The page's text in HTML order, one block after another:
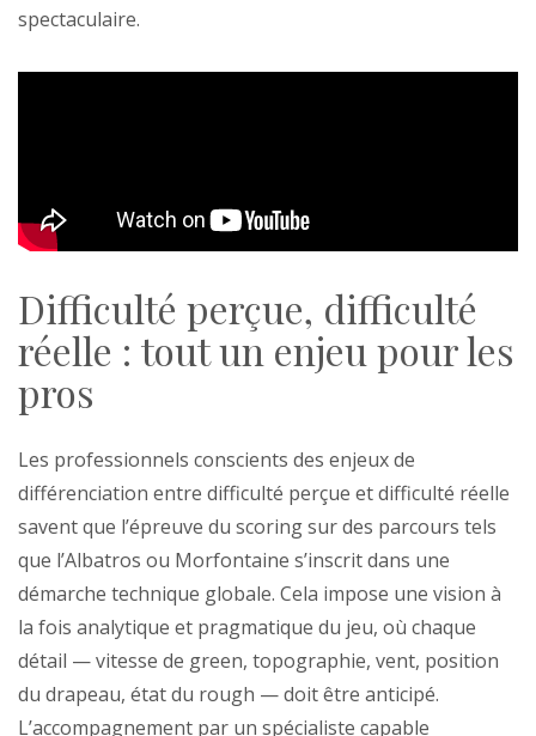
spectaculaire.
Difficulté perçue, difficulté
réelle : tout un enjeu pour les
pros
Les professionnels conscients des enjeux de
différenciation entre difficulté perçue et difficulté réelle
savent que l’épreuve du scoring sur des parcours tels
que l’Albatros ou Morfontaine s’inscrit dans une
démarche technique globale. Cela impose une vision à
la fois analytique et pragmatique du jeu, où chaque
détail — vitesse de green, topographie, vent, position
du drapeau, état du rough — doit être anticipé.
L’accompagnement par un spécialiste capable